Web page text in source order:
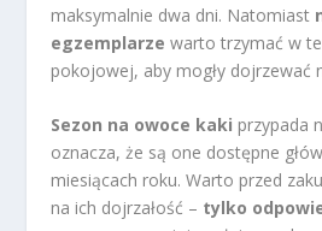
maksymalnie dwa dni. Natomiast
egzemplarze warto trzymać w
pokojowej, aby mogły dojrzewać
Sezon na owoce kaki przypada
oznacza, że są one dostępne
miesiącach roku. Warto przed
na ich dojrzałość – tylko